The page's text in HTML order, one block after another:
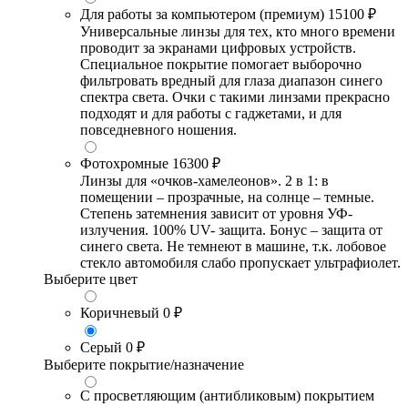
Для работы за компьютером (премиум) 15100 ₽
Универсальные линзы для тех, кто много времени
проводит за экранами цифровых устройств.
Специальное покрытие помогает выборочно
фильтровать вредный для глаза диапазон синего
спектра света. Очки с такими линзами прекрасно
подходят и для работы с гаджетами, и для
повседневного ношения.
Фотохромные 16300 ₽
Линзы для «очков-хамелеонов». 2 в 1: в
помещении – прозрачные, на солнце – темные.
Степень затемнения зависит от уровня УФ-
излучения. 100% UV- защита. Бонус – защита от
синего света. Не темнеют в машине, т.к. лобовое
стекло автомобиля слабо пропускает ультрафиолет.
Выберите цвет
Коричневый 0 ₽
Серый 0 ₽
Выберите покрытие/назначение
С просветляющим (антибликовым) покрытием